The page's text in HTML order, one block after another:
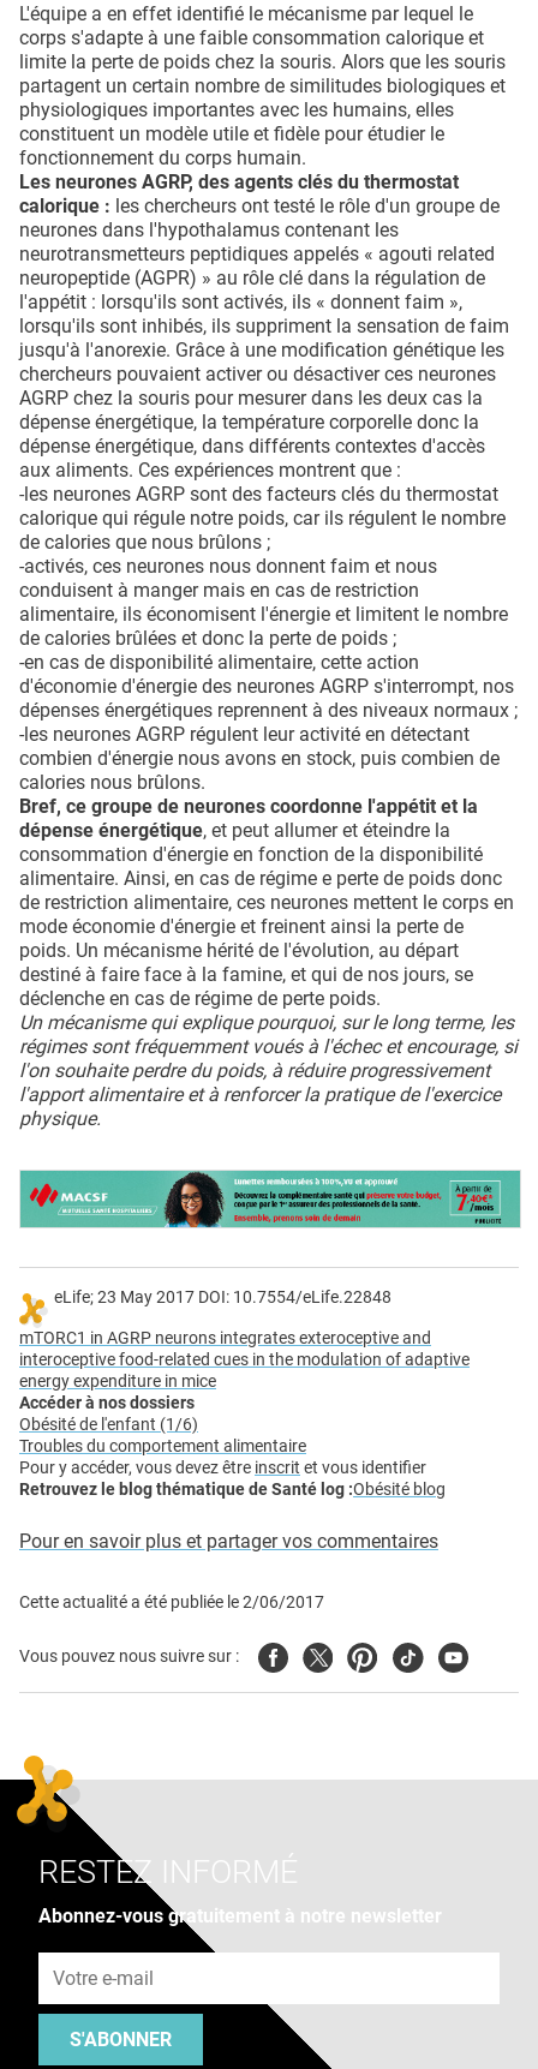
L'équipe a en effet identifié le mécanisme par lequel le
corps s'adapte à une faible consommation calorique et
limite la perte de poids chez la souris. Alors que les souris
partagent un certain nombre de similitudes biologiques et
physiologiques importantes avec les humains, elles
constituent un modèle utile et fidèle pour étudier le
fonctionnement du corps humain.
Les neurones AGRP, des agents clés du thermostat
calorique : les chercheurs ont testé le rôle d'un groupe de
neurones dans l'hypothalamus contenant les
neurotransmetteurs peptidiques appelés « agouti related
neuropeptide (AGPR) » au rôle clé dans la régulation de
l'appétit : lorsqu'ils sont activés, ils « donnent faim »,
lorsqu'ils sont inhibés, ils suppriment la sensation de faim
jusqu'à l'anorexie. Grâce à une modification génétique les
chercheurs pouvaient activer ou désactiver ces neurones
AGRP chez la souris pour mesurer dans les deux cas la
dépense énergétique, la température corporelle donc la
dépense énergétique, dans différents contextes d'accès
aux aliments. Ces expériences montrent que :
-les neurones AGRP sont des facteurs clés du thermostat
calorique qui régule notre poids, car ils régulent le nombre
de calories que nous brûlons ;
-activés, ces neurones nous donnent faim et nous
conduisent à manger mais en cas de restriction
alimentaire, ils économisent l'énergie et limitent le nombre
de calories brûlées et donc la perte de poids ;
-en cas de disponibilité alimentaire, cette action
d'économie d'énergie des neurones AGRP s'interrompt, nos
dépenses énergétiques reprennent à des niveaux normaux ;
-les neurones AGRP régulent leur activité en détectant
combien d'énergie nous avons en stock, puis combien de
calories nous brûlons.
Bref, ce groupe de neurones coordonne l'appétit et la
dépense énergétique, et peut allumer et éteindre la
consommation d'énergie en fonction de la disponibilité
alimentaire. Ainsi, en cas de régime e perte de poids donc
de restriction alimentaire, ces neurones mettent le corps en
mode économie d'énergie et freinent ainsi la perte de
poids. Un mécanisme hérité de l'évolution, au départ
destiné à faire face à la famine, et qui de nos jours, se
déclenche en cas de régime de perte poids.
Un mécanisme qui explique pourquoi, sur le long terme, les
régimes sont fréquemment voués à l'échec et encourage, si
l'on souhaite perdre du poids, à réduire progressivement
l'apport alimentaire et à renforcer la pratique de l'exercice
physique.
eLife; 23 May 2017 DOI: 10.7554/eLife.22848
mTORC1 in AGRP neurons integrates exteroceptive and
interoceptive food-related cues in the modulation of adaptive
energy expenditure in mice
Accéder à nos dossiers
Obésité de l'enfant (1/6)
Troubles du comportement alimentaire
Pour y accéder, vous devez être inscrit et vous identifier
Retrouvez le blog thématique de Santé log :Obésité blog
Pour en savoir plus et partager vos commentaires
Cette actualité a été publiée le2/06/2017
Vous pouvez nous suivre sur : FacebookTwitterPinterest
TiktokYoutube
RESTEZ INFORMÉ
Abonnez-vous gratuitement à notre newsletter
S'ABONNER